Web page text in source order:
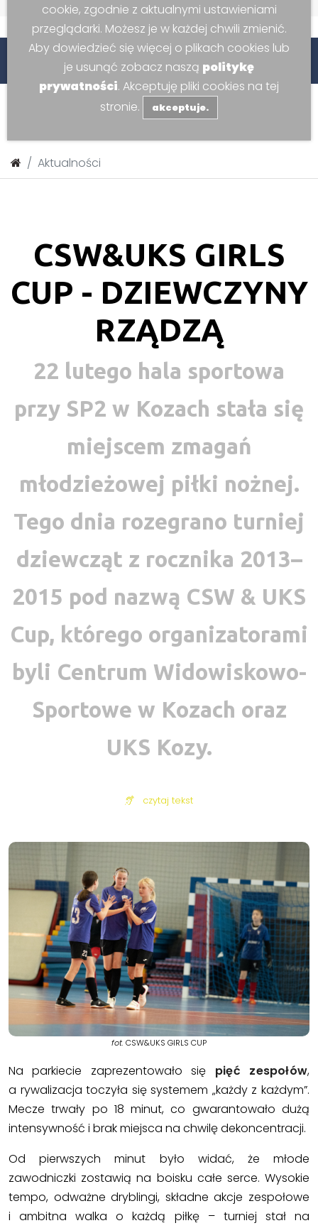
Centrum Sportowo-Widowiskowego w Kozach.
Aktualności
CSW&UKS GIRLS
CUP - DZIEWCZYNY
RZĄDZĄ
22 lutego hala sportowa
przy SP2 w Kozach stała się
miejscem zmagań
młodzieżowej piłki nożnej.
Tego dnia rozegrano turniej
dziewcząt z rocznika 2013–
2015 pod nazwą CSW & UKS
Cup, którego organizatorami
byli Centrum Widowiskowo-
Sportowe w Kozach oraz
UKS Kozy.
czytaj tekst
fot. CSW&UKS GIRLS CUP
Na parkiecie zaprezentowało się pięć zespołów,
a rywalizacja toczyła się systemem „każdy z każdym”.
Mecze trwały po 18 minut, co gwarantowało dużą
intensywność i brak miejsca na chwilę dekoncentracji.
Od pierwszych minut było widać, że młode
zawodniczki zostawią na boisku całe serce. Wysokie
tempo, odważne dryblingi, składne akcje zespołowe
i ambitna walka o każdą piłkę – turniej stał na
cookie, zgodnie z aktualnymi ustawieniami
przeglądarki. Możesz je w każdej chwili zmienić.
Aby dowiedzieć się więcej o plikach cookies lub
je usunąć zobacz naszą politykę
prywatności. Akceptuję pliki cookies na tej
stronie.
akceptuje.